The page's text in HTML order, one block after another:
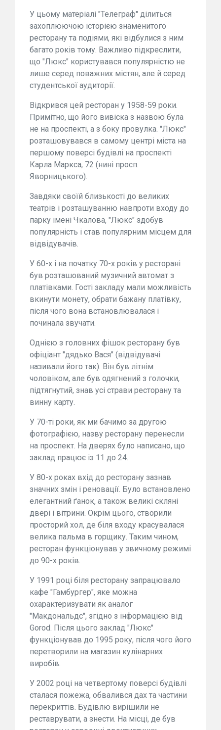
У цьому матеріалі "Телеграф" ділиться
захоплюючою історією знаменитого
ресторану та подіями, які відбулися з ним
багато років тому. Важливо підкреслити,
що "Люкс" користувався популярністю не
лише серед поважних містян, але й серед
студентської аудиторії.
Відкрився цей ресторан у 1958-59 роки.
Примітно, що його вивіска з назвою була
не на проспекті, а з боку провулка. "Люкс"
розташовувався в самому центрі міста на
першому поверсі будівлі на проспекті
Карла Маркса, 72 (нині просп.
Яворницького).
Завдяки своїй близькості до великих
театрів і розташуванню навпроти входу до
парку імені Чкалова, "Люкс" здобув
популярність і став популярним місцем для
відвідувачів.
У 60-х і на початку 70-х років у ресторані
був розташований музичний автомат з
платівками. Гості закладу мали можливість
вкинути монету, обрати бажану платівку,
після чого вона встановлювалася і
починала звучати.
Однією з головних фішок ресторану був
офіціант "дядько Вася" (відвідувачі
називали його так). Він був літнім
чоловіком, але був одягнений з голочки,
підтягнутий, знав усі страви ресторану та
винну карту.
У 70-ті роки, як ми бачимо за другою
фотографією, назву ресторану перенесли
на проспект. На дверях було написано, що
заклад працює із 11 до 24.
У 80-х роках вхід до ресторану зазнав
значних змін і реновації. Було встановлено
елегантний ґанок, а також великі скляні
двері і вітрини. Окрім цього, створили
просторий хол, де біля входу красувалася
велика пальма в горщику. Таким чином,
ресторан функціонував у звичному режимі
до 90-х років.
У 1991 році біля ресторану запрацювало
кафе "Гамбургер", яке можна
охарактеризувати як аналог
"Макдональдс", згідно з інформацією від
Gorod. Після цього заклад "Люкс"
функціонував до 1995 року, після чого його
перетворили на магазин кулінарних
виробів.
У 2002 році на четвертому поверсі будівлі
сталася пожежа, обвалився дах та частини
перекриттів. Будівлю вирішили не
реставрувати, а знести. На місці, де був